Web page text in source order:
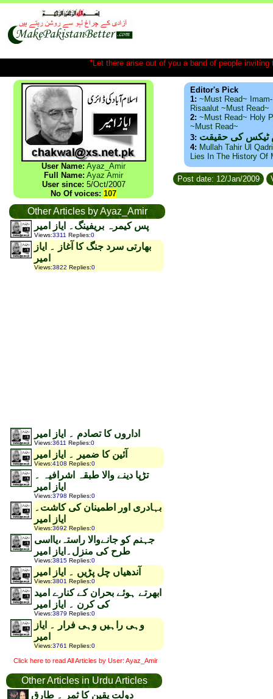
"Let there arise out of you a band of people
User Name: Ayaz_Amir
Full Name: Ayaz Amir
User since: 5/Oct/2007
No Of voices: 107
Other Articles by Ayaz_Amir
پس کیمرہ بریفینگ۔ ایاز امیر
Views:3311 Replies:0
بھارتی سرد جنگ کا آغاز ۔ ایاز
امیر
Views:3822 Replies:0
اداروں کا تصادم ۔ ایاز امیر
Views:3611 Replies:0
آئین کا ضمیر ۔ ایاز امیر
Views:4108 Replies:0
تڑپا دینے والا طبقہ اشرافیہ ۔
ایاز امیر
Views:3798 Replies:0
بہادری اور اطمینان کی کاشت۔
ایاز امیر
Views:3692 Replies:0
جہنم کو جانےوالا راستہ،یااسی
طرح کی منزل۔ایاز امیر
Views:3815 Replies:0
آندھیاں چل پڑیں ۔ ایاز امیر
Views:3801 Replies:0
ابھرتے ہوئے بحران کے کنارے امید
کی کرن ۔ ایاز امیر
Views:3879 Replies:0
وہی راہیں وہی فرار ۔ ایاز
امیر
Views:3761 Replies:0
Click here to read All Articles by User: Ayaz_Amir
Other Articles in Urdu Articles
دولت یقین کا ثمر ۔ طارق
Editor's Pick
1: ~Must Read~
Risaalut ~Must Read~
2: ~Must Read~ Holy
~Must Read~
3: ٹیکس کی حقیقت
4: Mullah Tahir Ul
Lies In The History Of
Post date: 12/Jan/2009